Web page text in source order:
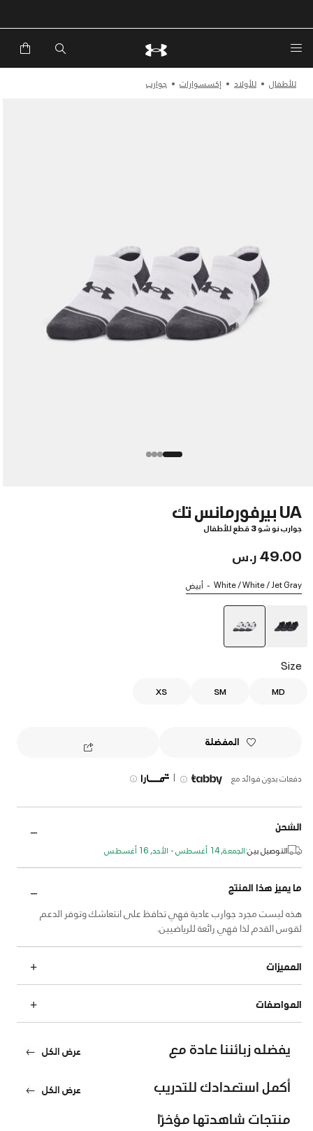
للأطفال للأولاد إكسسوارات جوارب
UA بيرفورمانس تك
جوارب نو شو 3 قطع للأطفال
49.00 ر.س
White / White / Jet Gray أبيض
Size
MD
SM
XS
المفضلة
دفعات بدون فوائد مع |
الشحن
التوصيل بين:الجمعة, 14 أغسطس - الأحد, 16 أغسطس
ما يميز هذا المنتج
هذه ليست مجرد جوارب عادية فهي تحافظ على انتعاشك وتوفر الدعم
لقوس القدم لذا فهي رائعة للرياضيين.
المميزات
المواصفات
يفضله زبائننا عادة مع عرض الكل
أكمل استعدادك للتدريب عرض الكل
منتجات شاهدتها مؤخرًا